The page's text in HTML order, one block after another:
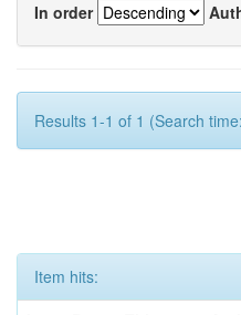
In order
Results 1-1 of 1 (Search
Item hits: